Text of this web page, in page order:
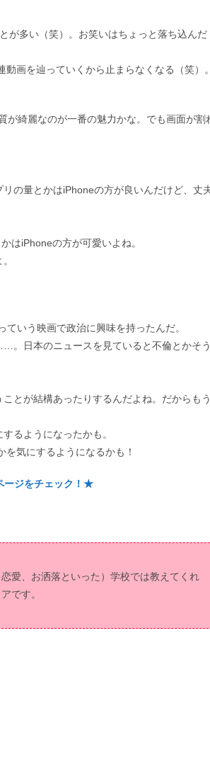
が多い（笑）。お笑いはちょっと落ち込んだ
画を辿っていくから止まらなくなる（笑）
が綺麗なのが一番の魅力かな。でも画面が割
の量とかはiPhoneの方が良いんだけど、丈
はiPhoneの方が可愛いよね。
いう映画で政治に興味を持ったんだ。
。日本のニュースを見ていると不倫とかそ
とが結構あったりするんだよね。だからも
るようになったかも。
気にするようになるかも！
ージをチェック！★
愛、お洒落といった）学校では教えてくれ
です。